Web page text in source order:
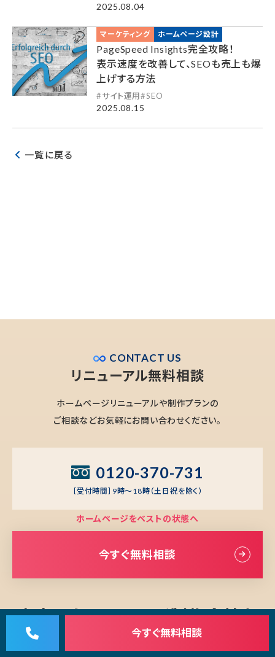
2025.08.04
マーケティング ホームページ設計
PageSpeed Insights完全攻略！
表示速度を改善して、SEOも売上も爆
上げする方法
サイト運用 SEO
2025.08.15
一覧に戻る
CONTACT US
リニューアル無料相談
ホームページリニューアルや制作プランの
ご相談などお気軽にお問い合わせください。
0120-370-731
［受付時間］9時～18時（土日祝を除く）
ホームページをベストの状態へ
今すぐ無料相談
東京でホームページ制作会社を
お探しの方へ
今すぐ無料相談